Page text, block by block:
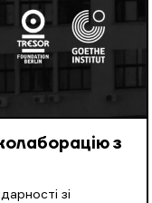
з
зі